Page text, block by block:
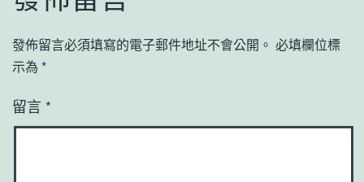
發佈留言必須填寫的電子郵件地址不會公開。 必填欄位標
示為 *
留言 *